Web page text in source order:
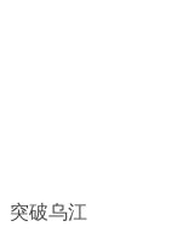
突破乌江